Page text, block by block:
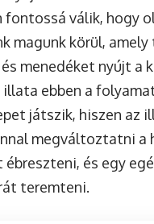
fontossá válik, hogy
magunk körül, amely
menedéket nyújt a
ebben a
játszik, hiszen az
megváltoztatni a
ébreszteni, és egy
teremteni.